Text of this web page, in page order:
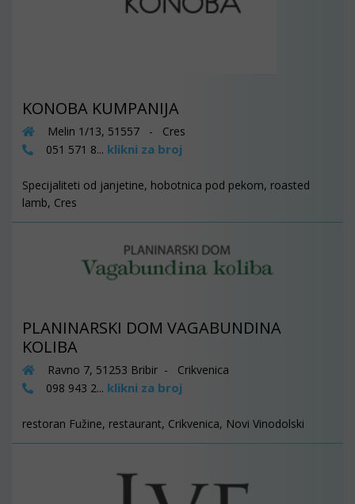
KONOBA KUMPANIJA
Melin 1/13, 51557 - Cres
051 571 8... klikni za broj
Specijaliteti od janjetine, hobotnica pod pekom, roasted
lamb, Cres
PLANINARSKI DOM VAGABUNDINA
KOLIBA
Ravno 7, 51253 Bribir - Crikvenica
098 943 2... klikni za broj
restoran Fužine, restaurant, Crikvenica, Novi Vinodolski